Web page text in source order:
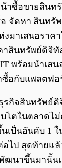
าซื้อขายสินท
จัดหา สินทรั
มาเสนอราค
าสินทรัพย์ดิจิ
พร้อมนำเส
อกับแพลตฟอ
รกิจสินทรัพย์
บโตในตลาดไ
เป็นอันดับ 1
ไป สุดท้ายแล้
พัฒนาขึ้นมานั้น